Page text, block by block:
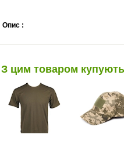
Опис :
З цим товаром купують